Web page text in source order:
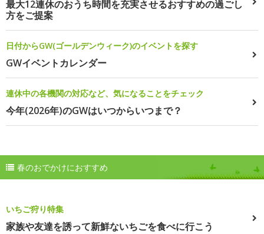
最大12連休のおうち時間を充実させるおすすめの過ごし
方をご提案
日付からGW(ゴールデンウィーク)のイベントを探す
GWイベントカレンダー
連休中の各機関の対応など、気になることをチェック
今年(2026年)のGWはいつからいつまで？
春のおでかけにおすすめ
いちご狩り特集
家族や友達を誘って新鮮ないちごを食べに行こう